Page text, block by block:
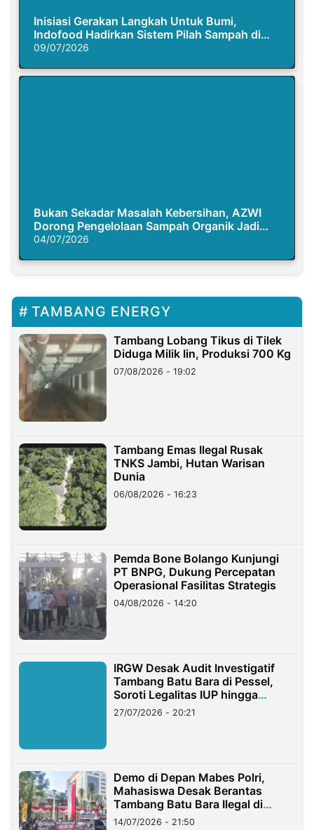
Inisiasi Gerakan Langkah Untuk Bumi,
Indofood Hadirkan Sistem Pilah Sampah di
Semasa Piknik
09/07/2026
Bukan Sekadar Masalah Kebersihan, AZWI
Dorong Pengelolaan Sampah Organik Jadi
Solusi Krisis Iklim
04/07/2026
TAMBANG ENERGY
Tambang Lobang Tikus di Tilek
Diduga Milik Iin, Produksi 700 Kg
07/08/2026 - 19:02
Tambang Emas Ilegal Rusak
TNKS Jambi, Hutan Warisan
Dunia
06/08/2026 - 16:23
Pemda Bone Bolango Kunjungi
PT BNPG, Dukung Percepatan
Operasional Fasilitas Strategis
04/08/2026 - 14:20
IRGW Desak Audit Investigatif
Tambang Batu Bara di Pessel,
Soroti Legalitas IUP hingga
Stockpile
27/07/2026 - 20:21
Demo di Depan Mabes Polri,
Mahasiswa Desak Berantas
Tambang Batu Bara Ilegal di
Lampung
14/07/2026 - 21:50